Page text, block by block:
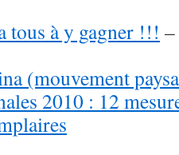
tous à y gagner !!! –
(mouvement
2010 : 12